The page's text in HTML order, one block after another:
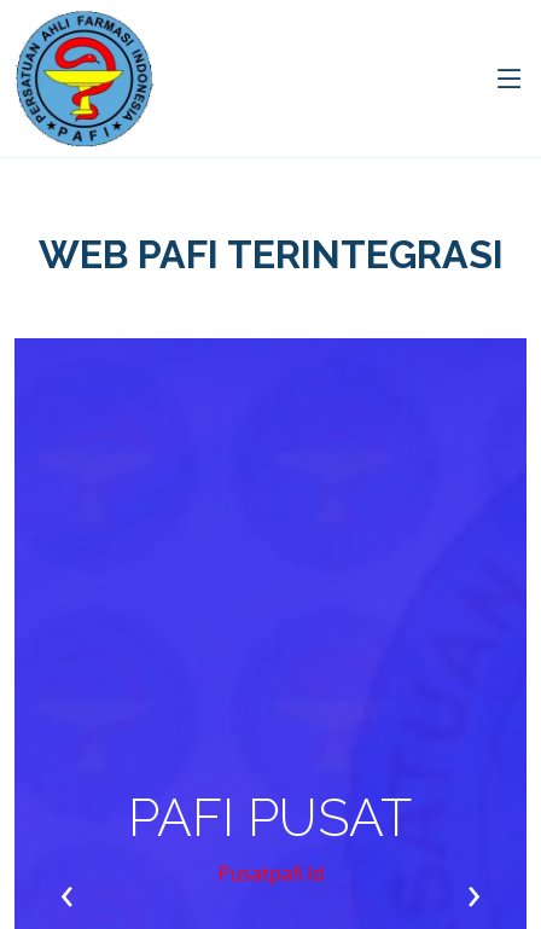
WEB PAFI TERINTEGRASI
PAFI PUSAT
Pusatpafi.id
‹ ›